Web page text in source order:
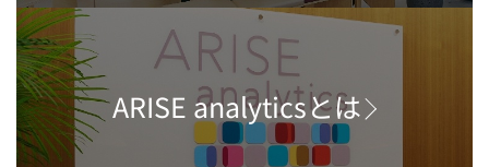
ARISE analyticsとは